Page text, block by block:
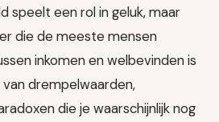
speelt een rol in geluk, maar
die de meeste mensen
inkomen en welbevinden is
drempelwaarden,
die je waarschijnlijk nog